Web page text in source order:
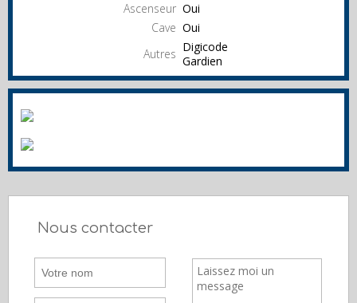
Ascenseur Oui
Cave Oui
Autres Digicode
Gardien
Nous contacter